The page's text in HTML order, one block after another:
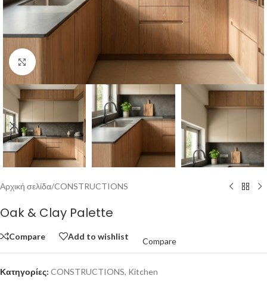
Click to enlarge
Αρχική σελίδα/CONSTRUCTIONS
Oak & Clay Palette
Compare Add to wishlist
Compare
Κατηγορίες: CONSTRUCTIONS, Kitchen